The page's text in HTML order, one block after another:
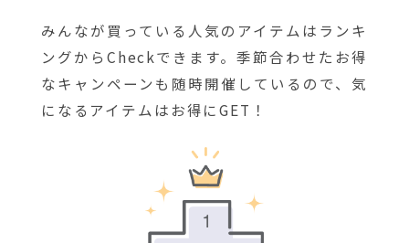
みんなが買っている人気のアイテムはランキ
ングからCheckできます。季節合わせたお得
なキャンペーンも随時開催しているので、気
になるアイテムはお得にGET！